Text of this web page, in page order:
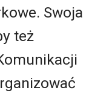
Swoja
też